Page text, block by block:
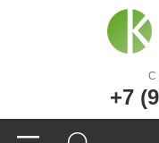
C
+7